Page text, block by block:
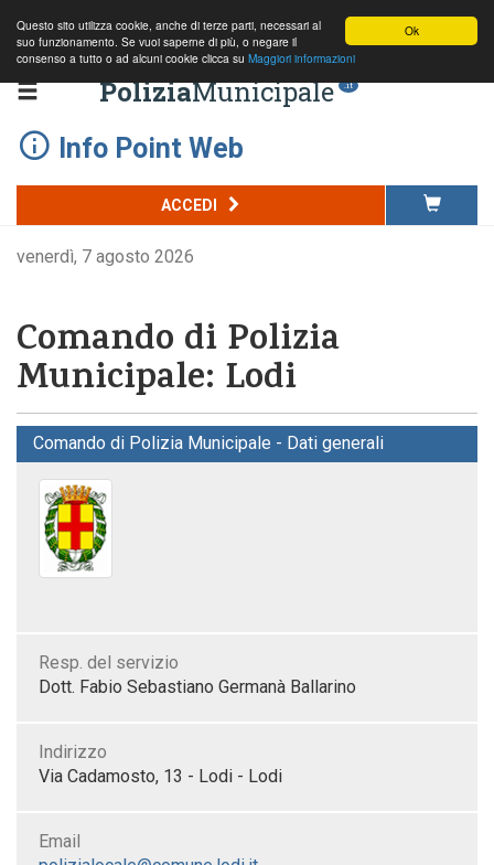
Ok
Questo sito utilizza cookie, anche di terze parti, necessari al
suo funzionamento. Se vuoi saperne di più, o negare il
consenso a tutto o ad alcuni cookie clicca su Maggiori informazioni
PoliziaMunicipale .it
Info Point Web
ACCEDI
venerdì, 7 agosto 2026
Comando di Polizia
Municipale: Lodi
Comando di Polizia Municipale - Dati generali
Resp. del servizio
Dott. Fabio Sebastiano Germanà Ballarino
Indirizzo
Via Cadamosto, 13 - Lodi - Lodi
Email